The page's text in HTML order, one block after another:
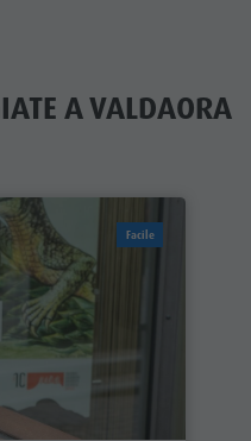
A VALDAORA
Facile